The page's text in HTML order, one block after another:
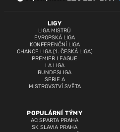
LIGY
LIGA MISTRŮ
EVROPSKÁ LIGA
KONFERENČNÍ LIGA
CHANCE LIGA (1. ČESKÁ LIGA)
PREMIER LEAGUE
LA LIGA
BUNDESLIGA
SERIE A
MISTROVSTVÍ SVĚTA
POPULÁRNÍ TÝMY
AC SPARTA PRAHA
SK SLAVIA PRAHA